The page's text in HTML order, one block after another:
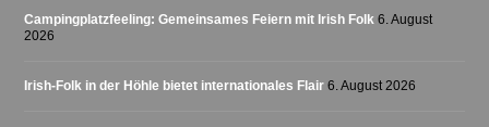
Campingplatzfeeling: Gemeinsames Feiern mit Irish Folk 6. August
2026
Irish-Folk in der Höhle bietet internationales Flair 6. August 2026